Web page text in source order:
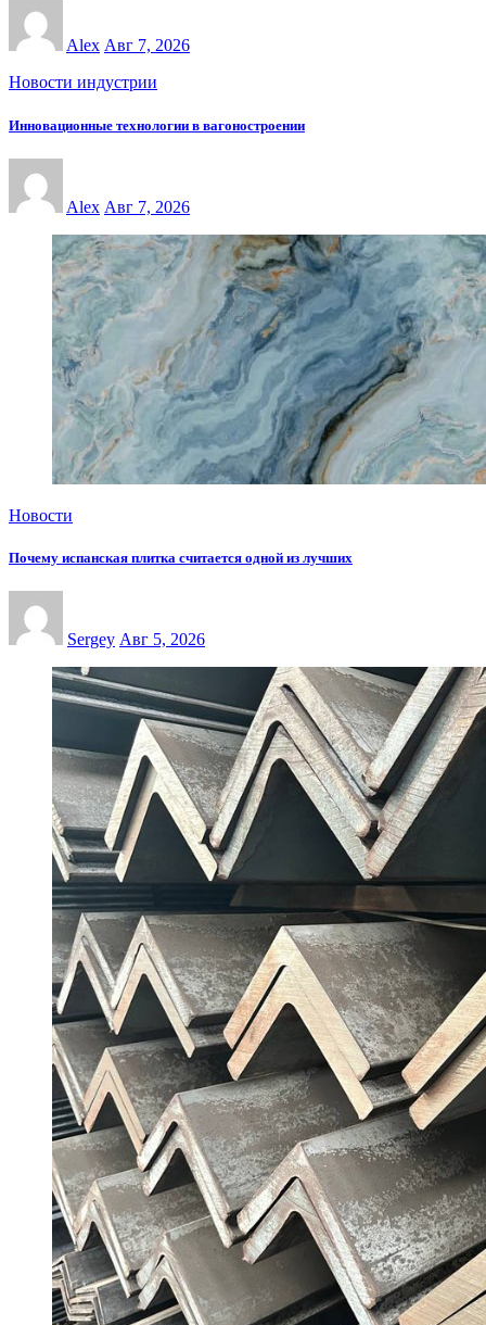
Alex Авг 7, 2026
Новости индустрии
Инновационные технологии в вагоностроении
Alex Авг 7, 2026
Новости
Почему испанская плитка считается одной из лучших
Sergey Авг 5, 2026